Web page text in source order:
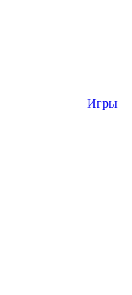
Игры